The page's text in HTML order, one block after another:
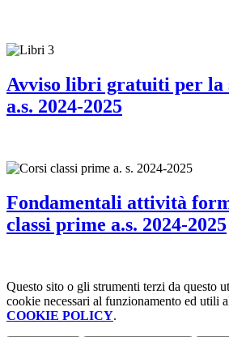
Avviso libri gratuiti per la
a.s. 2024-2025
Fondamentali attività
classi prime a.s. 2024-2025
Questo sito o gli strumenti terzi da questo
cookie necessari al funzionamento ed utili
COOKIE POLICY.